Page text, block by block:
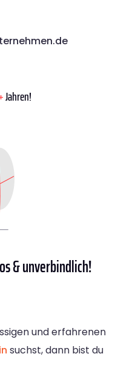
Jahren!
& unverbindlich!
und erfahrenen
suchst, dann bist du